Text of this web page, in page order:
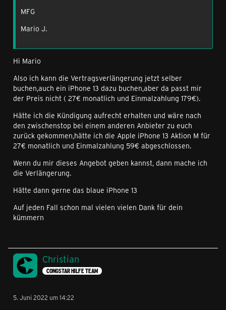
MFG
Mario J.
Hi Mario
Also ich kann die Vertragsverlängerung jetzt selber
buchen,auch ein iPhone 13 dazu buchen,aber da passt mir
der Preis nicht ( 27€ monatlich und Einmalzahlung 179€).
Hätte ich die Kündigung aufrecht erhalten und wäre nach
den zwischenstop bei einem anderen Anbieter zu euch
zurück gekommen,hätte ich die Apple iPhone 13 Aktion M für
27€ monatlich und Einmalzahlung 59€ abgeschlossen.
Wenn du mir dieses Angebot geben kannst, dann mache ich
die Verlängerung.
Hätte dann gerne das blaue iPhone 13
Auf jeden Fall schon mal vielen vielen Dank für dein
kümmern
Christian
CONGSTAR HILFE TEAM
5. Juni 2022 um 14:22